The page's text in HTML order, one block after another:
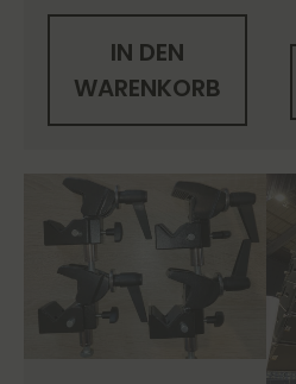
IN DEN
WARENKORB